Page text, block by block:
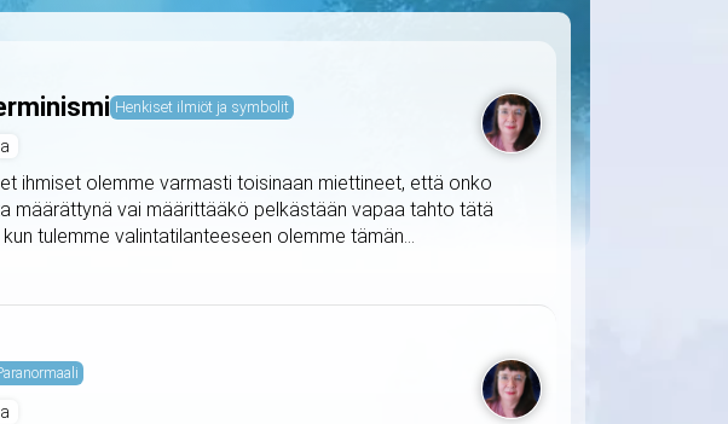
Henkiset ilmiöt ja symbolit
ihmiset olemme varmasti toisinaan miettineet, että onko
määrättynä vai määrittääkö pelkästään vapaa tahto tätä
tulemme valintatilanteeseen olemme tämän...